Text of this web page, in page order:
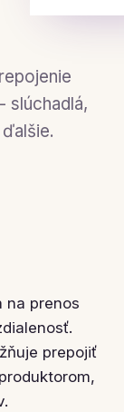
slúchadlá,
na prenos
prepojiť